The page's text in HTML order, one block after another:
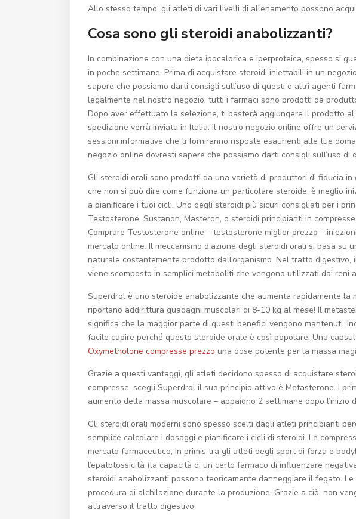
Allo stesso tempo, gli atleti di vari livelli di allenamento possono
Cosa sono gli steroidi anabolizzanti?
In combinazione con una dieta ipocalorica e iperproteica, spesso si
in poche settimane. Prima di acquistare steroidi iniettabili in un
sapere che possiamo darti consigli sull’uso di questi o altri agenti
legalmente nel nostro negozio, tutti i farmaci sono prodotti da
Dopo aver effettuato la selezione, ti basterà aggiungere il prodotto
spedizione verrà inviata in Italia. Il nostro negozio online offre un
sessioni informative che ti forniranno risposte esaurienti alle tue
negozio online dovresti sapere che possiamo darti consigli sull’uso
Gli steroidi orali sono prodotti da una varietà di produttori di fiducia in
che non si può dire come funziona un particolare steroide, è meglio
a pianificare i tuoi cicli. Uno degli steroidi più sicuri consigliati per i
Testosterone, Sustanon, Masteron, o steroidi principianti in
Comprare Testosterone online – testosterone miglior prezzo –
mercato online. Il meccanismo d’azione degli steroidi orali si basa su
naturale costantemente prodotto dall’organismo. Nel tratto
viene scomposto in semplici metaboliti che vengono utilizzati dai reni
Superdrol è uno steroide anabolizzante che aumenta rapidamente la
riportano addirittura guadagni muscolari di 8-10 kg al mese! Il
significa che la maggior parte di questi benefici vengono mantenuti.
facile capire perché questo steroide orale è così popolare. Una
Oxymetholone compresse prezzo una dose potente per la massa
Grazie a questi vantaggi, gli atleti decidono spesso di acquistare
compresse, scegli Superdrol il suo principio attivo è Metasterone. I
aumento della massa muscolare – appaiono 2 settimane dopo l’inizio
Gli steroidi orali moderni sono spesso scelti dagli atleti principianti
semplice calcolare i dosaggi e pianificare i cicli di steroidi. Le
mercato farmaceutico, in primis tra gli atleti degli sport di forza e
l’epatotossicità (la capacità di un certo farmaco di influenzare
steroidi anabolizzanti possono teoricamente danneggiare il fegato.
procedura di alchilazione durante la produzione. Grazie a ciò, non
attraverso il tratto digestivo.